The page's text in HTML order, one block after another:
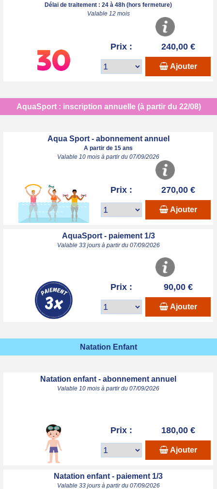
Délai de traitement : 24 à 48h (hors fermeture)
Valable 12 mois
Prix : 240,00 €
Ajouter
AquaSport : inscription annuelle (à partir du 22/08)
Aqua Sport - abonnement annuel
A partir de 15 ans
Valable 10 mois à partir du 07/09/2026
Prix : 270,00 €
Ajouter
AquaSport - paiement 1/3
Valable 33 jours à partir du 07/09/2026
Prix : 90,00 €
Ajouter
Natation Enfant
Natation enfant - abonnement annuel
Valable 10 mois à partir du 07/09/2026
Prix : 180,00 €
Ajouter
Natation enfant - paiement 1/3
Valable 33 jours à partir du 07/09/2026